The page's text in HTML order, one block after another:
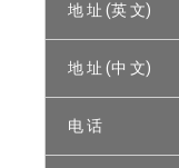
地 址 (英 文)
地 址 (中 文)
电 话